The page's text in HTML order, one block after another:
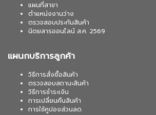
แผนที่สาขา
ตำแหน่งงานว่าง
ตรวจสอบประกันสินค้า
นิตยสารออนไลน์ ส.ค. 2569
แผนกบริการลูกค้า
วิธีการสั่งซื้อสินค้า
ตรวจสอบสถานะสินค้า
วิธีการชำระเงิน
การเปลี่ยนคืนสินค้า
การใช้คูปองส่วนลด